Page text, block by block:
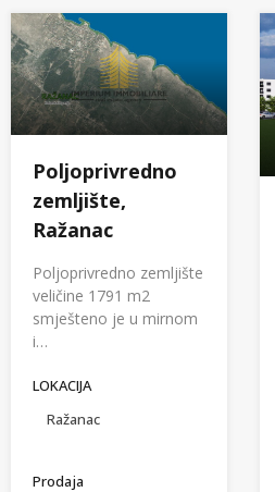
Poljoprivredno
zemljište,
Ražanac
Poljoprivredno zemljište
veličine 1791 m2
smješteno je u mirnom
i…
LOKACIJA
Ražanac
Prodaja